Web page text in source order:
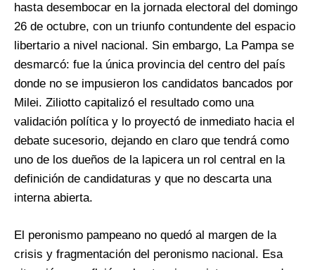
hasta desembocar en la jornada electoral del domingo
26 de octubre, con un triunfo contundente del espacio
libertario a nivel nacional. Sin embargo, La Pampa se
desmarcó: fue la única provincia del centro del país
donde no se impusieron los candidatos bancados por
Milei. Ziliotto capitalizó el resultado como una
validación política y lo proyectó de inmediato hacia el
debate sucesorio, dejando en claro que tendrá como
uno de los dueños de la lapicera un rol central en la
definición de candidaturas y que no descarta una
interna abierta.
El peronismo pampeano no quedó al margen de la
crisis y fragmentación del peronismo nacional. Esa